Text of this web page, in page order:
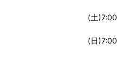
(土)7:00
(日)7:00